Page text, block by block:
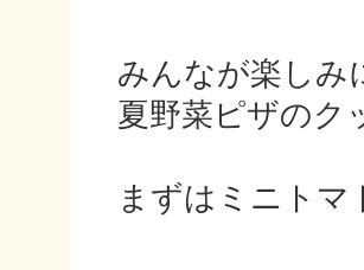
みんなが楽しみ
夏野菜ピザのク
まずはミニトマ